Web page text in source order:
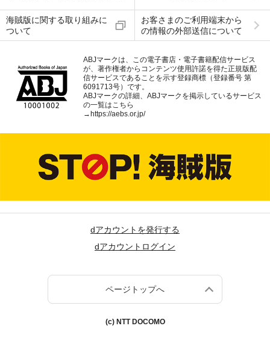
海賊版に関する取り組みに
ついて
お客さまのご利用端末から
の情報の外部送信について
ABJマークは、この電子書店・電子書籍配信サービス
が、著作権者からコンテンツ使用許諾を得た正規版配
信サービスであることを示す登録商標（登録番号 第
6091713号）です。
ABJマークの詳細、ABJマークを掲示しているサービス
の一覧はこちら
→ https://aebs.or.jp/
dアカウントを発行する
dアカウントログイン
ページトップへ
(c) NTT DOCOMO